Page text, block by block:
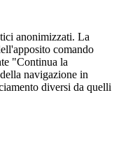
anonimizzati. La
comando
"Continua la
navigazione in
diversi da quelli